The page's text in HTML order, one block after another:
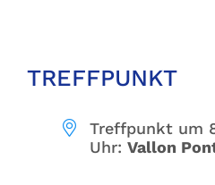
TREFFPUNKT
Treffpunkt um
Uhr: Vallon